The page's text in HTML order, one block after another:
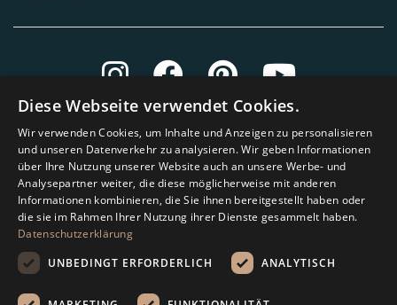
Diese Webseite verwendet Cookies.
Wir verwenden Cookies, um Inhalte und Anzeigen zu personalisieren
und unseren Datenverkehr zu analysieren. Wir geben Informationen
über Ihre Nutzung unserer Website auch an unsere Werbe- und
Analysepartner weiter, die diese möglicherweise mit anderen
Informationen kombinieren, die Sie ihnen bereitgestellt haben oder
die sie im Rahmen Ihrer Nutzung ihrer Dienste gesammelt haben.
Datenschutzerklärung
UNBEDINGT ERFORDERLICH
ANALYTISCH